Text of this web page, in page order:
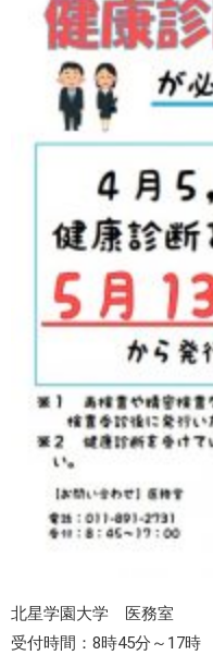
北星学園大学 医務室
受付時間：8時45分～17時